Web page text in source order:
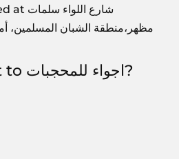
مظهر،منطقة الشبان المسلمين،
How to get to اجواء للمحجبات?